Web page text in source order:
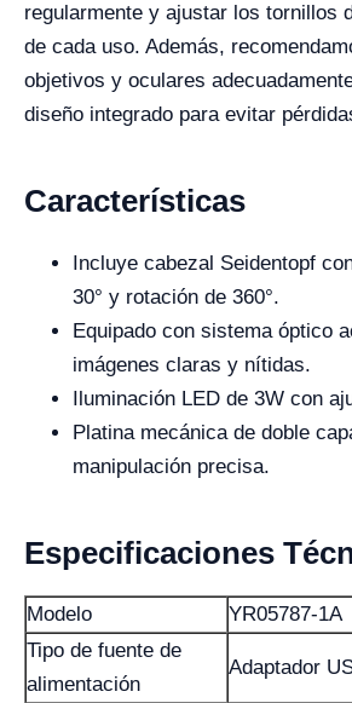
regularmente y ajustar los tornillos
de cada uso. Además,
objetivos y oculares
diseño integrado para evitar
Características
Incluye cabezal Seidentopf
30° y rotación de 360°.
Equipado con sistema óptico
imágenes claras y nítidas.
Iluminación LED de 3W con
Platina mecánica de doble
manipulación precisa.
Especificaciones
Modelo
YR05787-1A
Tipo de fuente de
alimentación
Adaptador